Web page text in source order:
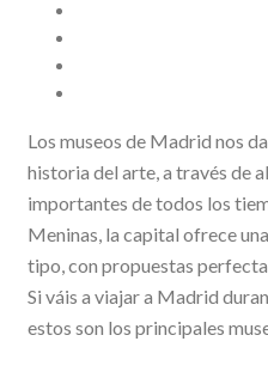
Los museos de Madrid nos
historia del arte, a través de
importantes de todos los
Meninas, la capital ofrece
tipo, con propuestas
Si váis a viajar a Madrid
estos son los principales